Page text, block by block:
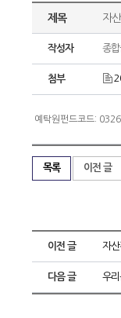
제목 자
작성자 종합
첨부
예탁원펀드코드:
목록 이전 글
이전 글 자
다음 글 우